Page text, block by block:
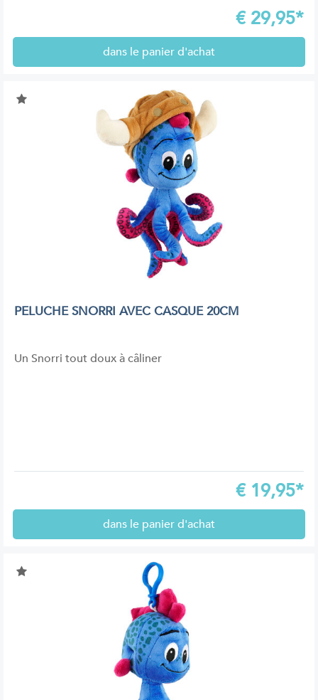
€ 29,95*
dans le panier d'achat
PELUCHE SNORRI AVEC CASQUE 20CM
Un Snorri tout doux à câliner
€ 19,95*
dans le panier d'achat